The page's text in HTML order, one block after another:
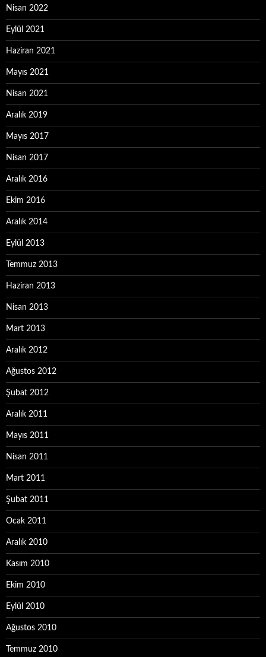
Nisan 2022
Eylül 2021
Haziran 2021
Mayıs 2021
Nisan 2021
Aralık 2019
Mayıs 2017
Nisan 2017
Aralık 2016
Ekim 2016
Aralık 2014
Eylül 2013
Temmuz 2013
Haziran 2013
Nisan 2013
Mart 2013
Aralık 2012
Ağustos 2012
Şubat 2012
Aralık 2011
Mayıs 2011
Nisan 2011
Mart 2011
Şubat 2011
Ocak 2011
Aralık 2010
Kasım 2010
Ekim 2010
Eylül 2010
Ağustos 2010
Temmuz 2010